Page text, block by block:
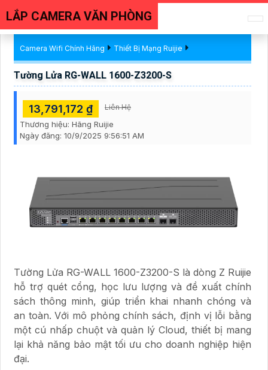
LẮP CAMERA VĂN PHÒNG
Camera Wifi Chính Hãng Thiết Bị Mạng Ruijie
Tường Lửa RG-WALL 1600-Z3200-S
13,791,172 ₫ Liên Hệ
Thương hiệu: Hãng Ruijie
Ngày đăng: 10/9/2025 9:56:51 AM
Tường Lửa RG-WALL 1600-Z3200-S là dòng Z Ruijie
hỗ trợ quét cổng, học lưu lượng và đề xuất chính
sách thông minh, giúp triển khai nhanh chóng và
an toàn. Với mô phỏng chính sách, định vị lỗi bằng
một cú nhấp chuột và quản lý Cloud, thiết bị mang
lại khả năng bảo mật tối ưu cho doanh nghiệp hiện
đại.